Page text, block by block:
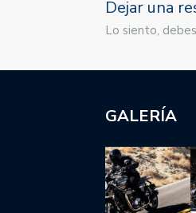
Dejar una
Lo siento,
GALERÍA